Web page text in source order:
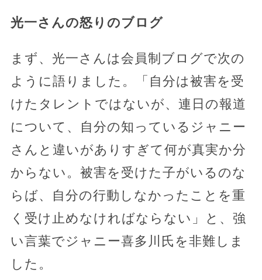
光一さんの怒りのブログ
まず、光一さんは会員制ブログで次の
ように語りました。「自分は被害を受
けたタレントではないが、連日の報道
について、自分の知っているジャニー
さんと違いがありすぎて何が真実か分
からない。被害を受けた子がいるのな
らば、自分の行動しなかったことを重
く受け止めなければならない」と、強
い言葉でジャニー喜多川氏を非難しま
した。